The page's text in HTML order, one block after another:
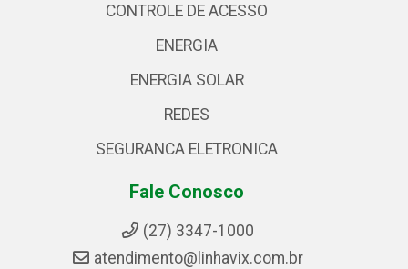
CONTROLE DE ACESSO
ENERGIA
ENERGIA SOLAR
REDES
SEGURANCA ELETRONICA
Fale Conosco
(27) 3347-1000
atendimento@linhavix.com.br